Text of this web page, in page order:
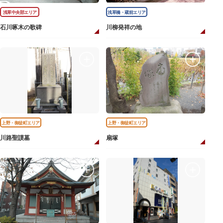
浅草中央部エリア
石川啄木の歌碑
浅草橋・蔵前エリア
川柳発祥の地
上野・御徒町エリア
川路聖謨墓
上野・御徒町エリア
扇塚